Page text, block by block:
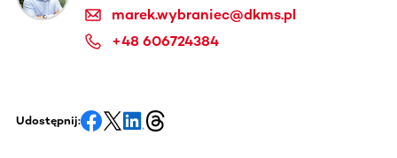
marek.wybraniec@dkms.pl
+48 606724384
Udostępnij: